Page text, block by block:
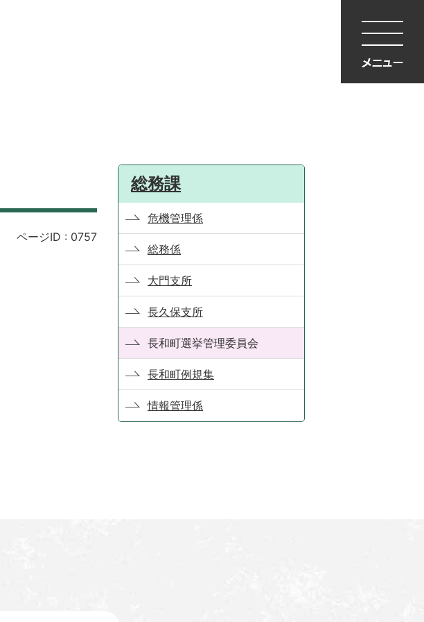
ページID : 0757
総務課
危機管理係
総務係
大門支所
長久保支所
長和町選挙管理委員会
長和町例規集
情報管理係